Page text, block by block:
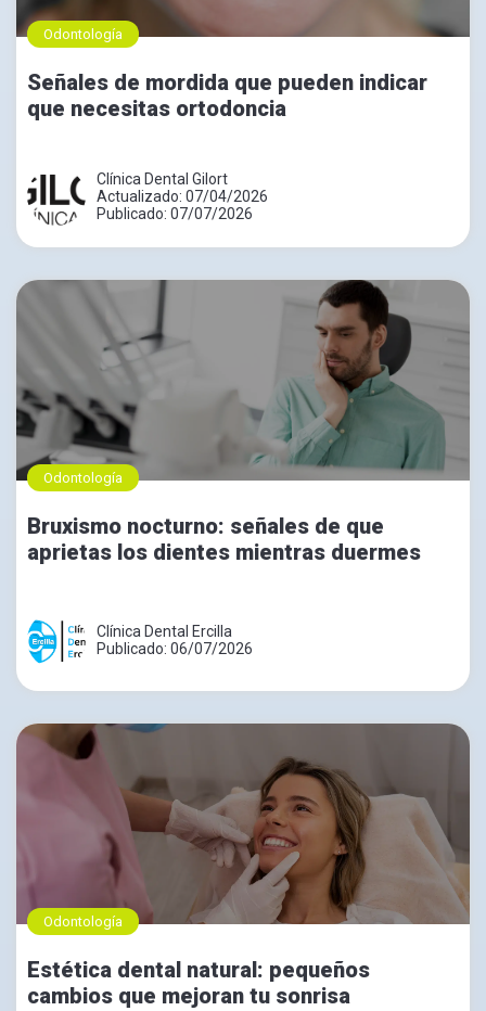
Odontología
Señales de mordida que pueden indicar
que necesitas ortodoncia
Clínica Dental Gilort
Actualizado: 07/04/2026
Publicado: 07/07/2026
Odontología
Bruxismo nocturno: señales de que
aprietas los dientes mientras duermes
Clínica Dental Ercilla
Publicado: 06/07/2026
Odontología
Estética dental natural: pequeños
cambios que mejoran tu sonrisa